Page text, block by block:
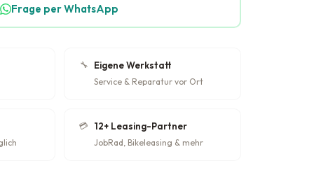
Frage per WhatsApp
🔧 Eigene Werkstatt
Service & Reparatur vor Ort
💳 12+ Leasing-Partner
JobRad, Bikeleasing & mehr